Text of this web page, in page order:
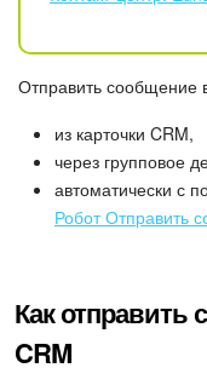
База знаний
Сайты
Интернет-
Почта
Отправить сообщение
из карточки CRM,
через групповое
автоматически с
Робот Отправить
Как отправить
CRM